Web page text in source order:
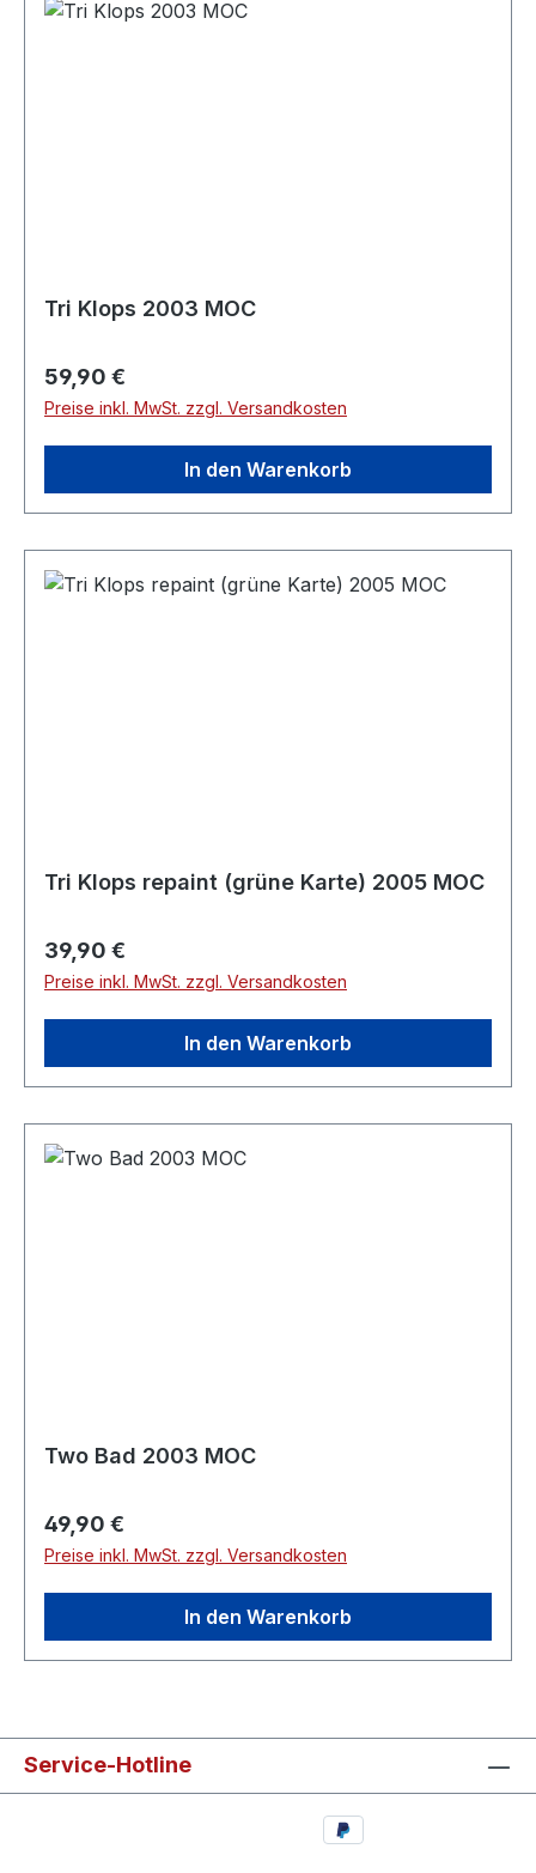
Tri Klops 2003 MOC
Regulärer Preis:
59,90 €
Preise inkl. MwSt. zzgl. Versandkosten
In den Warenkorb
Tri Klops repaint (grüne Karte) 2005 MOC
Regulärer Preis:
39,90 €
Preise inkl. MwSt. zzgl. Versandkosten
In den Warenkorb
Two Bad 2003 MOC
Regulärer Preis:
49,90 €
Preise inkl. MwSt. zzgl. Versandkosten
In den Warenkorb
Service-Hotline